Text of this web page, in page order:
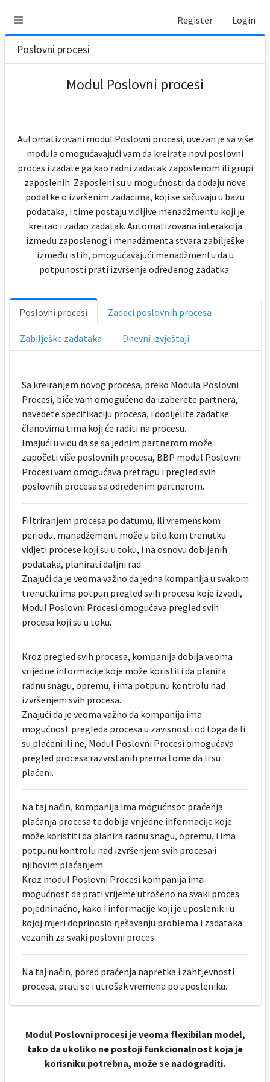
Register Login
Poslovni procesi
Modul Poslovni procesi
Automatizovani modul Poslovni procesi, uvezan je sa više
modula omogućavajući vam da kreirate novi poslovni
proces i zadate ga kao radni zadatak zaposlenom ili grupi
zaposlenih. Zaposleni su u mogućnosti da dodaju nove
podatke o izvršenim zadacima, koji se sačuvaju u bazu
podataka, i time postaju vidljive menadžmentu koji je
kreirao i zadao zadatak. Automatizovana interakcija
između zaposlenog i menadžmenta stvara zabilješke
između istih, omogućavajući menadžmentu da u
potpunosti prati izvršenje određenog zadatka.
Poslovni procesi Zadaci poslovnih procesa
Zabilješke zadataka Dnevni izvještaji
Sa kreiranjem novog procesa, preko Modula Poslovni
Procesi, biće vam omogućeno da izaberete partnera,
navedete specifikaciju procesa, i dodijelite zadatke
članovima tima koji će raditi na procesu.
Imajući u vidu da se sa jednim partnerom može
započeti više poslovnih procesa, BBP modul Poslovni
Procesi vam omogućava pretragu i pregled svih
poslovnih procesa sa određenim partnerom.
Filtriranjem procesa po datumu, ili vremenskom
periodu, manadžement može u bilo kom trenutku
vidjeti procese koji su u toku, i na osnovu dobijenih
podataka, planirati daljni rad.
Znajući da je veoma važno da jedna kompanija u svakom
trenutku ima potpun pregled svih procesa koje izvodi,
Modul Poslovni Procesi omogućava pregled svih
procesa koji su u toku.
Kroz pregled svih procesa, kompanija dobija veoma
vrijedne informacije koje može koristiti da planira
radnu snagu, opremu, i ima potpunu kontrolu nad
izvršenjem svih procesa.
Znajući da je veoma važno da kompanija ima
mogućnost pregleda procesa u zavisnosti od toga da li
su plaćeni ili ne, Modul Poslovni Procesi omogućava
pregled procesa razvrstanih prema tome da li su
plaćeni.
Na taj način, kompanija ima mogućnsot praćenja
plaćanja procesa te dobija vrijedne informacije koje
može koristiti da planira radnu snagu, opremu, i ima
potpunu kontrolu nad izvršenjem svih procesa i
njihovim plaćanjem.
Kroz modul Poslovni Procesi kompanija ima
mogućnost da prati vrijeme utrošeno na svaki proces
pojedninačno, kako i informacije koji je uposlenik i u
kojoj mjeri doprinosio rješavanju problema i zadataka
vezanih za svaki poslovni proces.
Na taj način, pored praćenja napretka i zahtjevnosti
procesa, prati se i utrošak vremena po uposleniku.
Modul Poslovni procesi je veoma flexibilan model,
tako da ukoliko ne postoji funkcionalnost koja je
korisniku potrebna, može se nadograditi.